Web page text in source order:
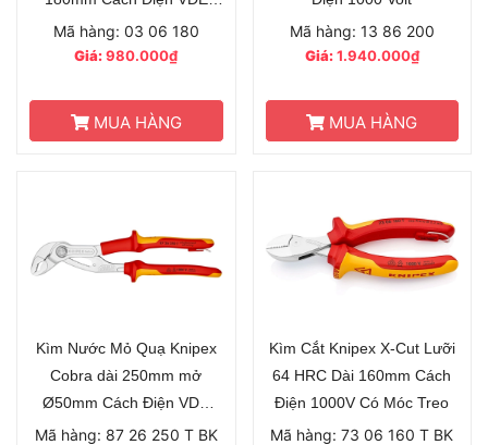
1000 Volt
Mã hàng: 03 06 180
Giá:980.000₫
MUA HÀNG
Mã hàng: 13 86 200
Giá:1.940.000₫
MUA HÀNG
Kìm Nước Mỏ Quạ Knipex
Cobra dài 250mm mở
Ø50mm Cách Điện VDE
1000 Volt có móc treo
Mã hàng: 87 26 250 T BK
Kìm Cắt Knipex X-Cut Lưỡi
64 HRC Dài 160mm Cách
Điện 1000V Có Móc Treo
Mã hàng: 73 06 160 T BK